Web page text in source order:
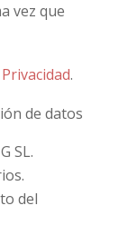
vez que
.
de datos
SL.
del